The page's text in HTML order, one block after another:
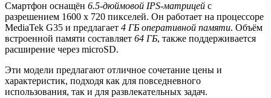
Смартфон оснащён 6.5-дюймовой IPS-матрицей с
разрешением 1600 x 720 пикселей. Он работает на процессоре
MediaTek G35 и предлагает 4 ГБ оперативной памяти. Объём
встроенной памяти составляет 64 ГБ, также поддерживается
расширение через microSD.
Эти модели предлагают отличное сочетание цены и
характеристик, подходя как для повседневного
использования, так и для развлекательных задач.